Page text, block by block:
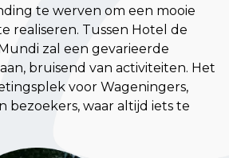
te werven om een mooie
realiseren. Tussen Hotel de
zal een gevarieerde
bruisend van activiteiten. Het
voor Wageningers,
bezoekers, waar altijd iets te